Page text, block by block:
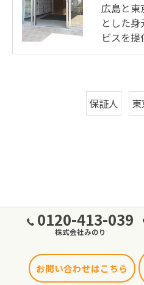
広島と東
とした
ビスを
保証人
0120-413-039
株式会社みのり
お問い合わせはこちら